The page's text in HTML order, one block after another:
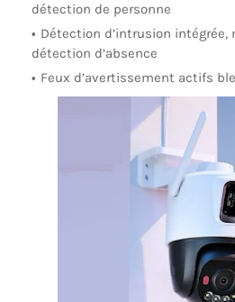
détection de personne
Détection d’intrusion intégrée,
détection d’absence
Feux d’avertissement actifs